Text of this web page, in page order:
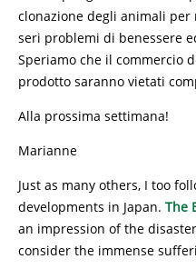
clonazione degli animali per
seri problemi di benessere
Speriamo che il commercio
prodotto saranno vietati
Alla prossima settimana!
Marianne
Just as many others, I too
developments in Japan. The
an impression of the
consider the immense